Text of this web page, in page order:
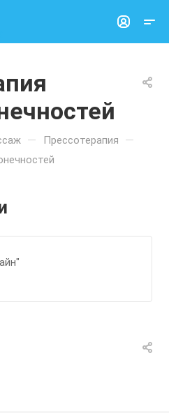
— Прессотерапия —